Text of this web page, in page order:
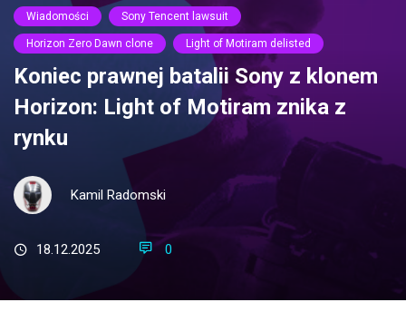
Wiadomości Sony Tencent lawsuit
Horizon Zero Dawn clone Light of Motiram delisted
Koniec prawnej batalii Sony z klonem
Horizon: Light of Motiram znika z
rynku
Kamil Radomski
18.12.2025 0